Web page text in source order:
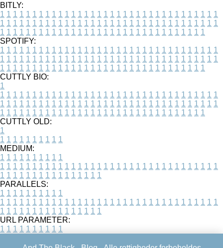
BITLY:
1 1 1 1 1 1 1 1 1 1 1 1 1 1 1 1 1 1 1 1 1 1 1 1 1 1 1 1 1 1 1 1 1 1
1 1 1 1 1 1 1 1 1 1 1 1 1 1 1 1 1 1 1 1 1 1 1 1 1 1 1 1 1 1 1 1 1 1
1 1 1 1 1 1 1 1 1 1 1 1 1 1 1 1 1 1 1 1 1 1 1 1 1 1 1 1 1 1 1 1
SPOTIFY:
1 1 1 1 1 1 1 1 1 1 1 1 1 1 1 1 1 1 1 1 1 1 1 1 1 1 1 1 1 1 1 1 1 1
1 1 1 1 1 1 1 1 1 1 1 1 1 1 1 1 1 1 1 1 1 1 1 1 1 1 1 1 1 1 1 1 1 1
1 1 1 1 1 1 1 1 1 1 1 1 1 1 1 1 1 1 1 1 1 1 1 1 1 1 1 1 1 1 1 1
CUTTLY BIO:
1
1 1 1 1 1 1 1 1 1 1 1 1 1 1 1 1 1 1 1 1 1 1 1 1 1 1 1 1 1 1 1 1 1 1
1 1 1 1 1 1 1 1 1 1 1 1 1 1 1 1 1 1 1 1 1 1 1 1 1 1 1 1 1 1 1 1 1 1
1 1 1 1 1 1 1 1 1 1 1 1 1 1 1 1 1 1 1 1 1 1 1 1 1 1 1 1 1 1 1 1
CUTTLY OLD:
1
1 1 1 1 1 1 1 1 1 1
MEDIUM:
1 1 1 1 1 1 1 1 1 1
1 1 1 1 1 1 1 1 1 1 1 1 1 1 1 1 1 1 1 1 1 1 1 1 1 1 1 1 1 1 1 1 1 1
1 1 1 1 1 1 1 1 1 1 1 1 1 1 1 1
PARALLELS:
1 1 1 1 1 1 1 1 1 1
1 1 1 1 1 1 1 1 1 1 1 1 1 1 1 1 1 1 1 1 1 1 1 1 1 1 1 1 1 1 1 1 1 1
1 1 1 1 1 1 1 1 1 1 1 1 1 1 1 1
URL PARAMETER:
1 1 1 1 1 1 1 1 1 1